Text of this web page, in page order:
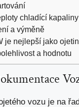
chladící
a výměně
je nejlepší jako
a hodnotu
vozu je na